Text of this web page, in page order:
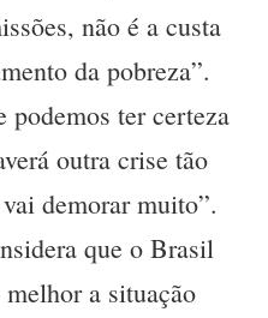
não é a custa
da pobreza”.
ter certeza
outra crise tão
demorar muito”.
que o Brasil
a situação